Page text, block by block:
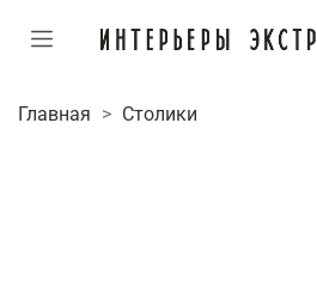
Главная Столики